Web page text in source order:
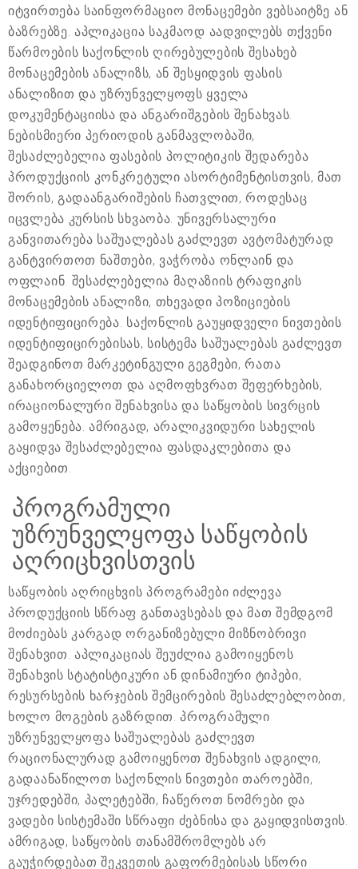
იტვირთება საინფორმაციო მონაცემები ვებსაიტზე ან
ბაზრებზე. აპლიკაცია საკმაოდ აადვილებს თქვენი
წარმოების საქონლის ღირებულების შესახებ
მონაცემების ანალიზს, ან შესყიდვის ფასის
ანალიზით და უზრუნველყოფს ყველა
დოკუმენტაციისა და ანგარიშგების შენახვას.
ნებისმიერი პერიოდის განმავლობაში,
შესაძლებელია ფასების პოლიტიკის შედარება
პროდუქციის კონკრეტული ასორტიმენტისთვის, მათ
შორის, გადაანგარიშების ჩათვლით, როდესაც
იცვლება კურსის სხვაობა. უნივერსალური
განვითარება საშუალებას გაძლევთ ავტომატურად
განტვირთოთ ნაშთები, ვაჭრობა ონლაინ და
ოფლაინ. შესაძლებელია მაღაზიის ტრაფიკის
მონაცემების ანალიზი, თხევადი პოზიციების
იდენტიფიცირება. საქონლის გაუყიდველი ნივთების
იდენტიფიცირებისას, სისტემა საშუალებას გაძლევთ
შეადგინოთ მარკეტინგული გეგმები, რათა
განახორციელოთ და აღმოფხვრათ შეფერხების,
ირაციონალური შენახვისა და საწყობის სივრცის
გამოყენება. ამრიგად, არალიკვიდური სახელის
გაყიდვა შესაძლებელია ფასდაკლებითა და
აქციებით.
პროგრამული
უზრუნველყოფა საწყობის
აღრიცხვისთვის
საწყობის აღრიცხვის პროგრამები იძლევა
პროდუქციის სწრაფ განთავსებას და მათ შემდგომ
მოძიებას კარგად ორგანიზებული მიზნობრივი
შენახვით. აპლიკაციას შეუძლია გამოიყენოს
შენახვის სტატისტიკური ან დინამიური ტიპები,
რესურსების ხარჯების შემცირების შესაძლებლობით,
ხოლო მოგების გაზრდით. პროგრამული
უზრუნველყოფა საშუალებას გაძლევთ
რაციონალურად გამოიყენოთ შენახვის ადგილი,
გადაანაწილოთ საქონლის ნივთები თაროებში,
უჯრედებში, პალეტებში, ჩაწეროთ ნომრები და
ვადები სისტემაში სწრაფი ძებნისა და გაყიდვისთვის.
ამრიგად, საწყობის თანამშრომლებს არ
გაუჭირდებათ შეკვეთის გაფორმებისას სწორი